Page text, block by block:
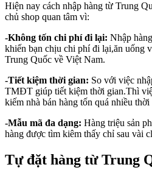
Hiện nay cách nhập hàng từ Trung
chủ shop quan tâm vì:
-Không tốn chi phí đi lại: Nhập
khiến bạn chịu chi phí đi lại,ăn uống
Trung Quốc về Việt Nam.
-Tiết kiệm thời gian: So với việc
TMĐT giúp tiết kiệm thời gian.Thì
kiếm nhà bán hàng tốn quá nhiều
-Mẫu mã đa dạng: Hàng triệu sản
hàng được tìm kiêm thấy chỉ sau vài
Tự đặt hàng từ Trung